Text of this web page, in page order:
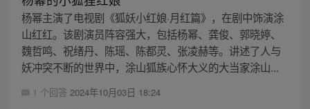
杨幂主演了电视剧《狐妖小红娘·月红篇》，在剧中饰演涂
山红红。该剧演员阵容强大，包括杨幂、龚俊、郭晓婷、
魏哲鸣、祝绪丹、陈瑶、陈都灵、张凌赫等。讲述了人与
妖冲突不断的世界中，涂山狐族心怀大义的大当家涂山...
1 个回答 2024年10月03日 18:24